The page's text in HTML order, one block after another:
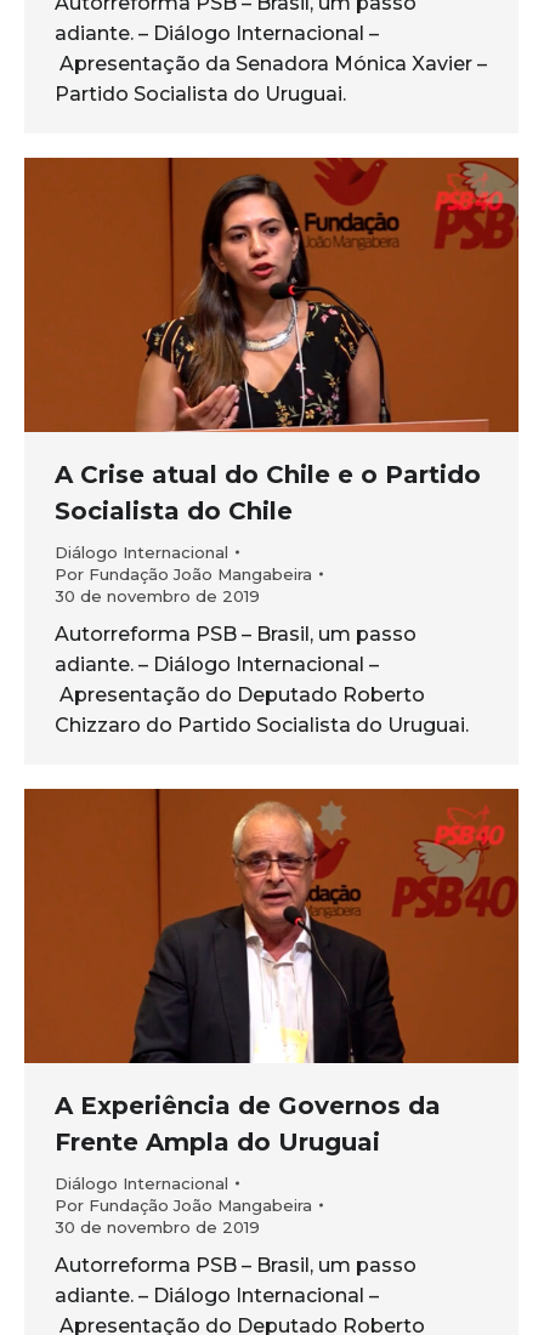
adiante. – Diálogo Internacional –
Apresentação da Senadora Mónica Xavier –
Partido Socialista do Uruguai.
A Crise atual do Chile e o Partido
Socialista do Chile
Diálogo Internacional
Por Fundação João Mangabeira
30 de novembro de 2019
Autorreforma PSB – Brasil, um passo
adiante. – Diálogo Internacional –
Apresentação do Deputado Roberto
Chizzaro do Partido Socialista do Uruguai.
A Experiência de Governos da
Frente Ampla do Uruguai
Diálogo Internacional
Por Fundação João Mangabeira
30 de novembro de 2019
Autorreforma PSB – Brasil, um passo
adiante. – Diálogo Internacional –
Apresentação do Deputado Roberto